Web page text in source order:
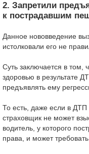
2. Запретили
к пострадавшим
Данное нововведение
истолковали его не
Суть заключается в том,
здоровью в результате
предъявлять ему
То есть, даже если в ДТП
страховщик не может
водитель, у которого
права, и может